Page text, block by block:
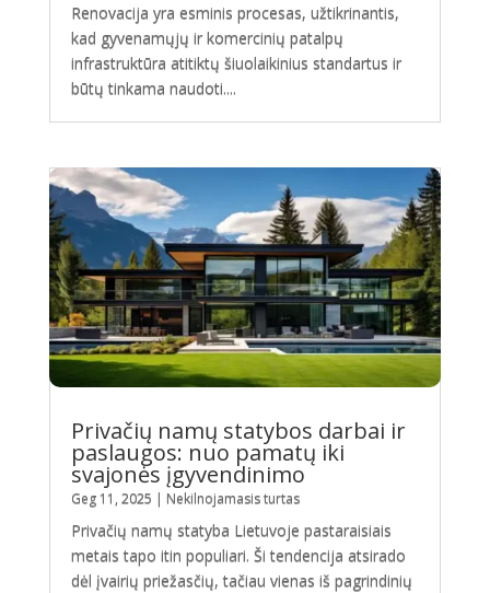
Renovacija yra esminis procesas, užtikrinantis,
kad gyvenamųjų ir komercinių patalpų
infrastruktūra atitiktų šiuolaikinius standartus ir
būtų tinkama naudoti....
Privačių namų statybos darbai ir
paslaugos: nuo pamatų iki
svajonės įgyvendinimo
Geg 11, 2025 | Nekilnojamasis turtas
Privačių namų statyba Lietuvoje pastaraisiais
metais tapo itin populiari. Ši tendencija atsirado
dėl įvairių priežasčių, tačiau vienas iš pagrindinių